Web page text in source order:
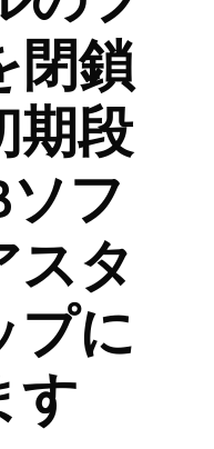
閉鎖
期段
フ
スタ
プに
す